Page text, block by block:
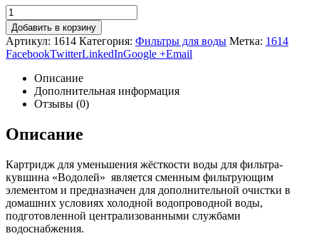
Добавить в корзину
Артикул: 1614 Категория: Фильтры для воды Метка: 1614
FacebookTwitterLinkedInGoogle +Email
Описание
Дополнительная информация
Отзывы (0)
Описание
Картридж для уменьшения жёсткости воды для фильтра-
кувшина «Водолей» является сменным фильтрующим
элементом и предназначен для дополнительной очистки в
домашних условиях холодной водопроводной воды,
подготовленной централизованными службами
водоснабжения.